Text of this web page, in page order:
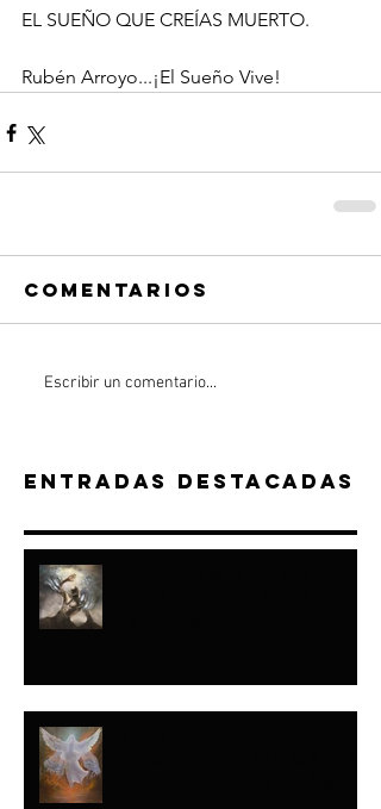
EL SUEÑO QUE CREÍAS MUERTO.
Rubén Arroyo...¡El Sueño Vive!
Comentarios
Escribir un comentario...
Entradas destacadas